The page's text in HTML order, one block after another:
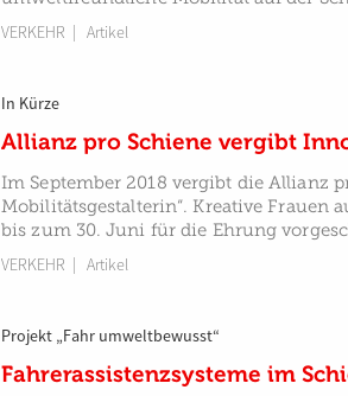
VERKEHR | Artikel
In Kürze
Allianz pro Schiene vergibt
Im September 2018 vergibt die Allianz
Mobilitätsgestalterin“. Kreative Frauen
bis zum 30. Juni für die Ehrung
VERKEHR | Artikel
Projekt „Fahr umweltbewusst“
Fahrerassistenzsysteme im